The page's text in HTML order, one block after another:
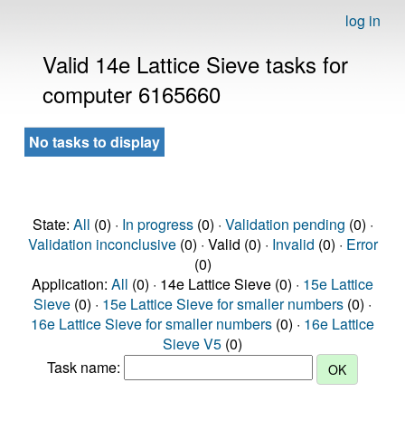
log in
Valid 14e Lattice Sieve tasks for
computer 6165660
No tasks to display
State: All (0) · In progress(0) · Validation pending (0) ·
Validation inconclusive(0) · Valid (0) · Invalid (0) · Error
(0)
Application: All (0) · 14e Lattice Sieve (0) · 15e Lattice
Sieve (0) · 15e Lattice Sieve for smaller numbers (0) ·
16e Lattice Sieve for smaller numbers (0) · 16e Lattice
Sieve V5 (0)
Task name: